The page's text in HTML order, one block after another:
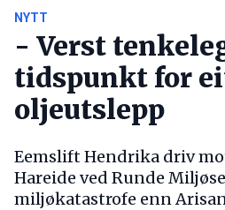
NYTT
- Verst
tidspunkt for
oljeutslepp
Eemslift Hendrika driv
Hareide ved Runde
miljøkatastrofe enn